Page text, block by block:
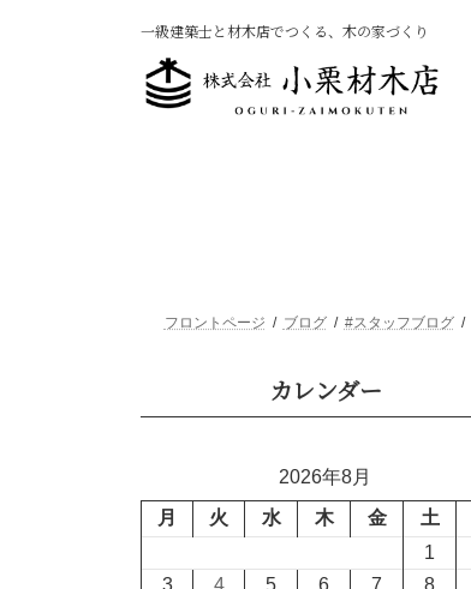
一級建築士と材木店でつくる、木の家づくり
フロントページ ブログ #スタッフブログ
カレンダー
2026年8月
月
火 水 木 金 土
1